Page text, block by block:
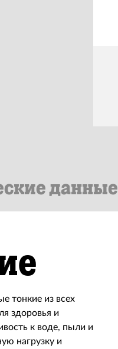
данные
тонкие из всех
здоровья и
к воде, пыли и
нагрузку и